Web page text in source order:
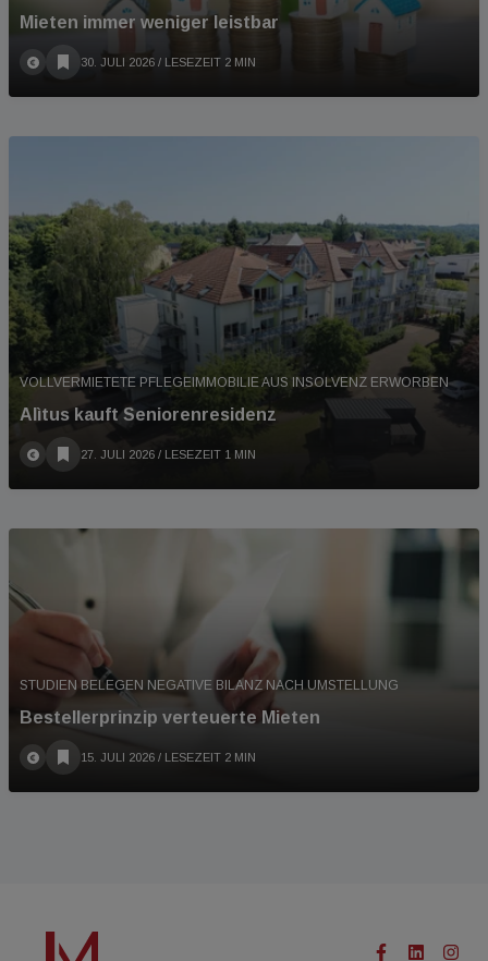
Mieten immer weniger leistbar
30. JULI 2026 / LESEZEIT 2 MIN
VOLLVERMIETETE PFLEGEIMMOBILIE AUS INSOLVENZ ERWORBEN
Alìtus kauft Seniorenresidenz
27. JULI 2026 / LESEZEIT 1 MIN
STUDIEN BELEGEN NEGATIVE BILANZ NACH UMSTELLUNG
Bestellerprinzip verteuerte Mieten
15. JULI 2026 / LESEZEIT 2 MIN